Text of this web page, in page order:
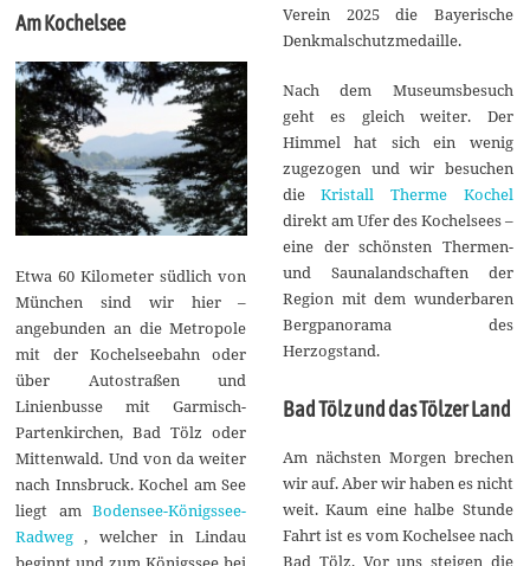
Am Kochelsee
Etwa 60 Kilometer südlich von
München sind wir hier –
angebunden an die Metropole
mit der Kochelseebahn oder
über Autostraßen und
Linienbusse mit Garmisch-
Partenkirchen, Bad Tölz oder
Mittenwald. Und von da weiter
nach Innsbruck. Kochel am See
liegt amBodensee-Königssee-
Radweg, welcher in Lindau
Verein 2025 die Bayerische
Denkmalschutzmedaille.
Nach dem Museumsbesuch
geht es gleich weiter. Der
Himmel hat sich ein wenig
zugezogen und wir besuchen
die Kristall Therme Kochel
direkt am Ufer des Kochelsees –
eine der schönsten Thermen-
und Saunalandschaften der
Region mit dem wunderbaren
Bergpanorama des
Herzogstand.
Bad Tölz und das Tölzer Land
Am nächsten Morgen brechen
wir auf. Aber wir haben es nicht
weit. Kaum eine halbe Stunde
Fahrt ist es vom Kochelsee nach
Bad Tölz. Vor uns steigen die